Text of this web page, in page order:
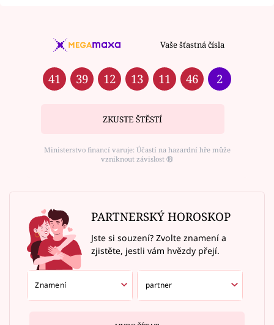
Vaše šťastná čísla
41 39 12 13 11 46 2
ZKUSTE ŠTĚSTÍ
Ministerstvo financí varuje: Účastí na hazardní hře může
vzniknout závislost ⑱
PARTNERSKÝ HOROSKOP
Jste si souzení? Zvolte znamení a
zjistěte, jestli vám hvězdy přejí.